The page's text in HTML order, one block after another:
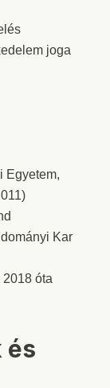
joga
Egyetem,
Kar
2018 óta
és